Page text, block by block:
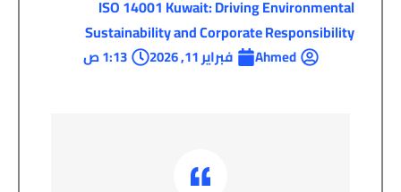
ISO 14001 Kuwait: Driving Environmental
Sustainability and Corporate Responsibility
Ahmed فبراير 11, 2026 1:13 ص